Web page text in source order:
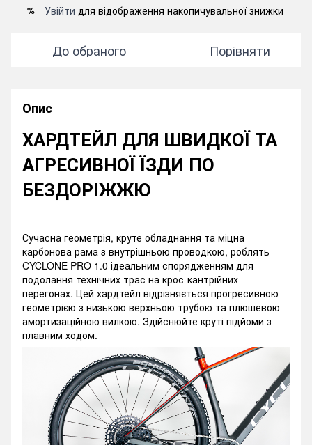
% Увійти для відображення накопичувальної знижки
До обраного Порівняти
Опис
ХАРДТЕЙЛ ДЛЯ ШВИДКОЇ ТА
АГРЕСИВНОЇ ЇЗДИ ПО
БЕЗДОРІЖЖЮ
Сучасна геометрія, круте обладнання та міцна
карбонова рама з внутрішньою проводкою, роблять
CYCLONE PRO 1.0 ідеальним спорядженням для
подолання технічних трас на крос-кантрійних
перегонах. Цей хардтейл відрізняється прогресивною
геометрією з низькою верхньою трубою та плюшевою
амортизаційною вилкою. Здійснюйте круті підйоми з
плавним ходом.